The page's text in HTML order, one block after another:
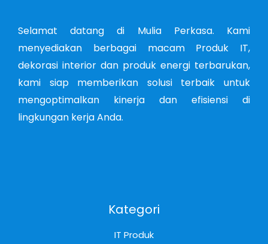
Selamat datang di Mulia Perkasa. Kami
menyediakan berbagai macam Produk IT,
dekorasi interior dan produk energi terbarukan,
kami siap memberikan solusi terbaik untuk
mengoptimalkan kinerja dan efisiensi di
lingkungan kerja Anda.
Kategori
IT Produk